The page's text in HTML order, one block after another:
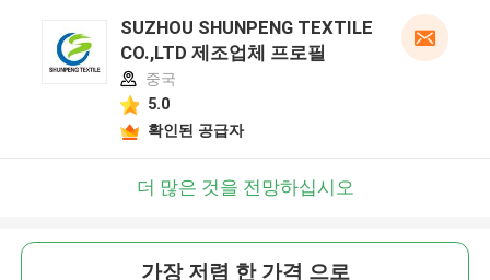
SUZHOU SHUNPENG TEXTILE
CO.,LTD 제조업체 프로필
중국
5.0
확인된 공급자
더 많은 것을 전망하십시오
가장 저렴 한 가격 으로